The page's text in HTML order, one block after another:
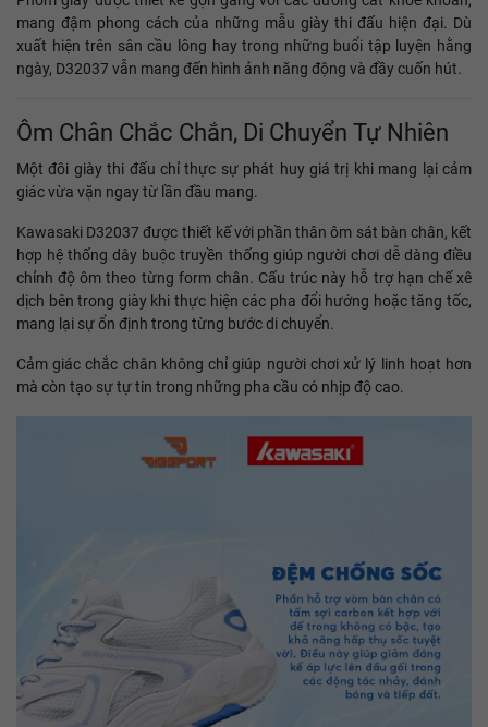
mang đậm phong cách của những mẫu giày thi đấu hiện đại. Dù
xuất hiện trên sân cầu lông hay trong những buổi tập luyện hằng
ngày, D32037 vẫn mang đến hình ảnh năng động và đầy cuốn hút.
Ôm Chân Chắc Chắn, Di Chuyển Tự Nhiên
Một đôi giày thi đấu chỉ thực sự phát huy giá trị khi mang lại cảm
giác vừa vặn ngay từ lần đầu mang.
Kawasaki D32037 được thiết kế với phần thân ôm sát bàn chân, kết
hợp hệ thống dây buộc truyền thống giúp người chơi dễ dàng điều
chỉnh độ ôm theo từng form chân. Cấu trúc này hỗ trợ hạn chế xê
dịch bên trong giày khi thực hiện các pha đổi hướng hoặc tăng tốc,
mang lại sự ổn định trong từng bước di chuyển.
Cảm giác chắc chân không chỉ giúp người chơi xử lý linh hoạt hơn
mà còn tạo sự tự tin trong những pha cầu có nhịp độ cao.